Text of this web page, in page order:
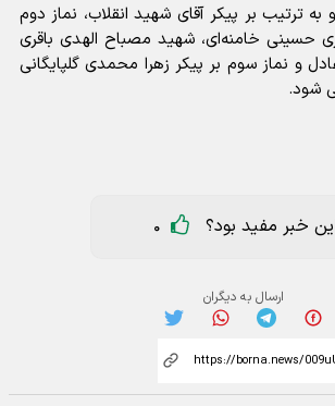
به ترتیب بر پیکر آقای شهید انقلاب، نماز دوم
حسینی خامنه‌ای، شهید مصباح الهدی باقری
و نماز سوم بر پیکر زهرا محمدی گلپایگانی
شود.
خبر مفید بود؟ 0
ارسال به دیگران